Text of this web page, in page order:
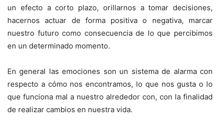
un efecto a corto plazo, orillarnos a tomar decisiones,
hacernos actuar de forma positiva o negativa, marcar
nuestro futuro como consecuencia de lo que percibimos
en un determinado momento.
En general las emociones son un sistema de alarma con
respecto a cómo nos encontramos, lo que nos gusta o lo
que funciona mal a nuestro alrededor con, con la finalidad
de realizar cambios en nuestra vida.